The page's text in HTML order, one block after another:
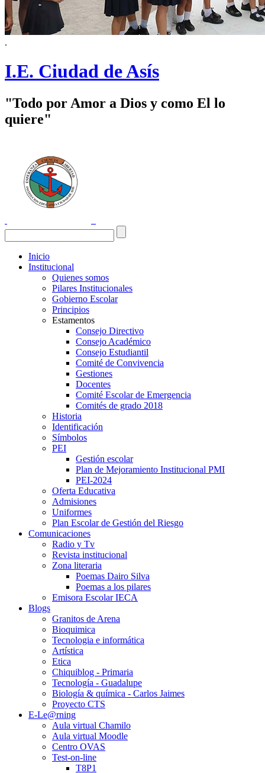
.
I.E. Ciudad de Asís
"Todo por Amor a Dios y como El lo
quiere"
Inicio
Institucional
Quienes somos
Pilares Institucionales
Gobierno Escolar
Principios
Estamentos
Consejo Directivo
Consejo Académico
Consejo Estudiantil
Comité de Convivencia
Gestiones
Docentes
Comité Escolar de Emergencia
Comités de grado 2018
Historia
Identificación
Símbolos
PEI
Gestión escolar
Plan de Mejoramiento Institucional PMI
PEI-2024
Oferta Educativa
Admisiones
Uniformes
Plan Escolar de Gestión del Riesgo
Comunicaciones
Radio y Tv
Revista institucional
Zona literaria
Poemas Dairo Silva
Poemas a los pilares
Emisora Escolar IECA
Blogs
Granitos de Arena
Bioquimica
Tecnologia e informática
Artística
Etica
Chiquiblog - Primaria
Tecnología - Guadalupe
Biología & química - Carlos Jaimes
Proyecto CTS
E-Le@rning
Aula virtual Chamilo
Aula virtual Moodle
Centro OVAS
Test-on-line
T8P1